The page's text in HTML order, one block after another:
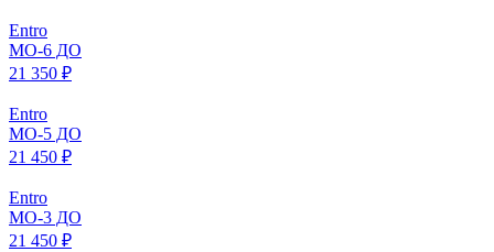
Entro
МO-6 ДО
21 350 ₽
Entro
МO-5 ДО
21 450 ₽
Entro
МO-3 ДО
21 450 ₽